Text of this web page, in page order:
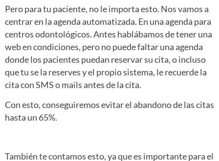
Pero para tu paciente, no le importa esto. Nos vamos a
centrar en la agenda automatizada. En una agenda para
centros odontológicos. Antes hablábamos de tener una
web en condiciones, pero no puede faltar una agenda
donde los pacientes puedan reservar su cita, o incluso
que tu se la reserves y el propio sistema, le recuerde la
cita con SMS o mails antes de la cita.
Con esto, conseguiremos evitar el abandono de las citas
hasta un 65%.
También te contamos esto, ya que es importante para el